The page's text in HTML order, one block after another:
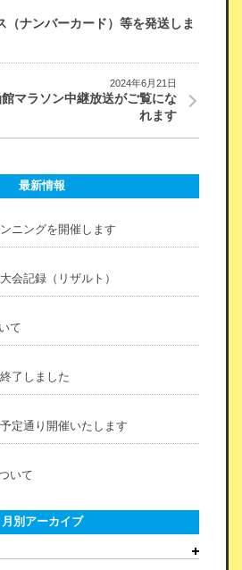
（ナンバーカード）等を発送しま
2024年6月21日
マラソン中継放送がご覧にな
れます
最新情報
ニングを開催します
会記録（リザルト）
て
了しました
定通り開催いたします
いて
月別アーカイブ